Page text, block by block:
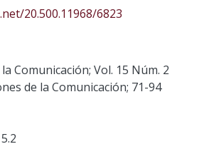
20.500.11968/6823
Comunicación; Vol. 15 Núm. 2
de la Comunicación; 71-94